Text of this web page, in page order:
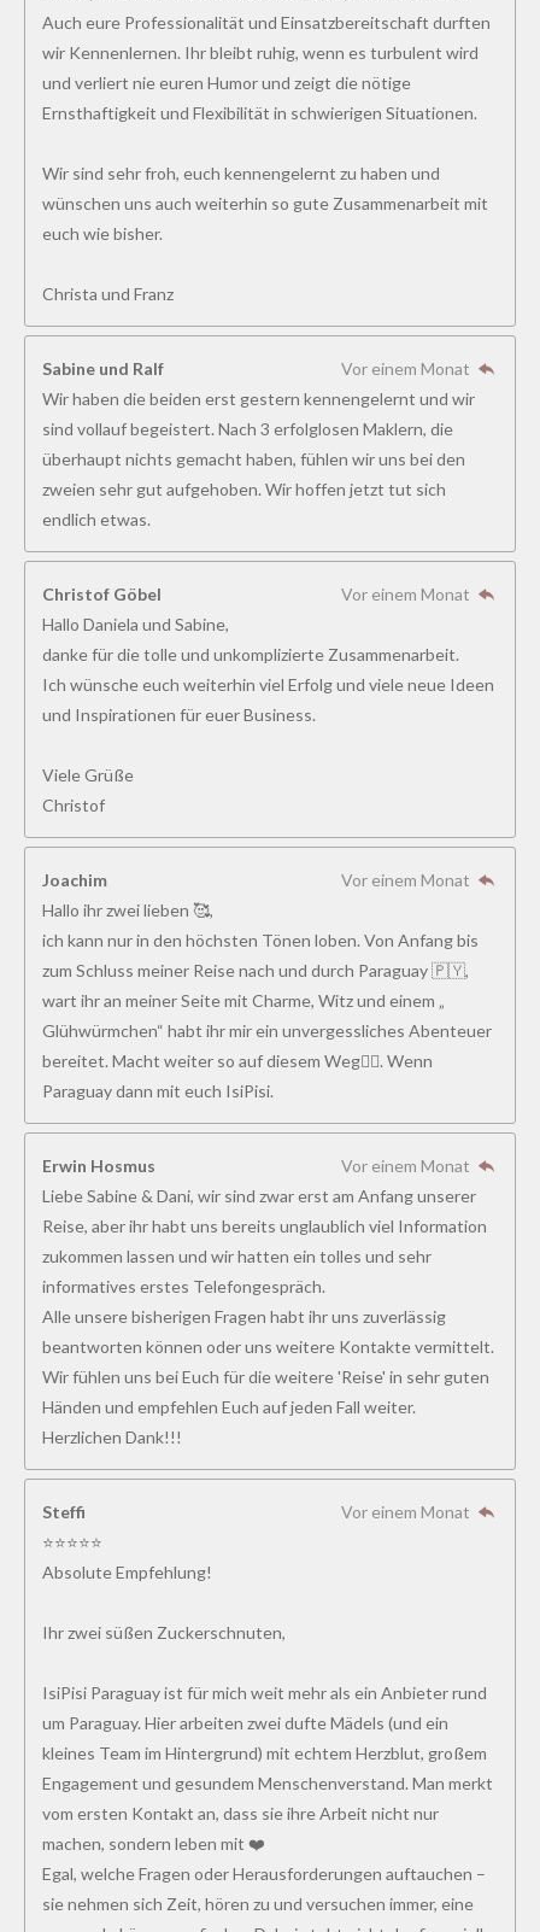
8
t
e e e e
e
n
e
n
Auch eure Professionalität und Einsatzbereitschaft durften
wir Kennenlernen. Ihr bleibt ruhig, wenn es turbulent wird
und verliert nie euren Humor und zeigt die nötige
Ernsthaftigkeit und Flexibilität in schwierigen Situationen.
Wir sind sehr froh, euch kennengelernt zu haben und
wünschen uns auch weiterhin so gute Zusammenarbeit mit
euch wie bisher.
Christa und Franz
Sabine und Ralf
Vor einem Monat
Wir haben die beiden erst gestern kennengelernt und wir
sind vollauf begeistert. Nach 3 erfolglosen Maklern, die
überhaupt nichts gemacht haben, fühlen wir uns bei den
zweien sehr gut aufgehoben. Wir hoffen jetzt tut sich
endlich etwas.
Christof Göbel
Vor einem Monat
Hallo Daniela und Sabine,
danke für die tolle und unkomplizierte Zusammenarbeit.
Ich wünsche euch weiterhin viel Erfolg und viele neue Ideen
und Inspirationen für euer Business.
Viele Grüße
Christof
Joachim
Vor einem Monat
Hallo ihr zwei lieben 🥰,
ich kann nur in den höchsten Tönen loben. Von Anfang bis
zum Schluss meiner Reise nach und durch Paraguay 🇵🇾,
wart ihr an meiner Seite mit Charme, Witz und einem „
Glühwürmchen“ habt ihr mir ein unvergessliches Abenteuer
bereitet. Macht weiter so auf diesem Weg👍🏻. Wenn
Paraguay dann mit euch IsiPisi.
Erwin Hosmus
Vor einem Monat
Liebe Sabine & Dani, wir sind zwar erst am Anfang unserer
Reise, aber ihr habt uns bereits unglaublich viel Information
zukommen lassen und wir hatten ein tolles und sehr
informatives erstes Telefongespräch.
Alle unsere bisherigen Fragen habt ihr uns zuverlässig
beantworten können oder uns weitere Kontakte vermittelt.
Wir fühlen uns bei Euch für die weitere 'Reise' in sehr guten
Händen und empfehlen Euch auf jeden Fall weiter.
Herzlichen Dank!!!
Steffi
Vor einem Monat
⭐⭐⭐⭐⭐
Absolute Empfehlung!
Ihr zwei süßen Zuckerschnuten,
IsiPisi Paraguay ist für mich weit mehr als ein Anbieter rund
um Paraguay. Hier arbeiten zwei dufte Mädels (und ein
kleines Team im Hintergrund) mit echtem Herzblut, großem
Engagement und gesundem Menschenverstand. Man merkt
vom ersten Kontakt an, dass sie ihre Arbeit nicht nur
machen, sondern leben mit ❤️
Egal, welche Fragen oder Herausforderungen auftauchen –
sie nehmen sich Zeit, hören zu und versuchen immer, eine